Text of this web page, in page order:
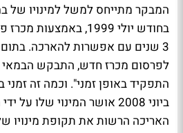
בחודש יולי 1999,
3 שנים עם אפשרות להארכה.
לפרסום מכרז חדש, התבקש
התפקיד באופן זמני". וכמה זה זמני
ביוני 2008 אושר המינוי שלו
האריכה הרשות את תקופת